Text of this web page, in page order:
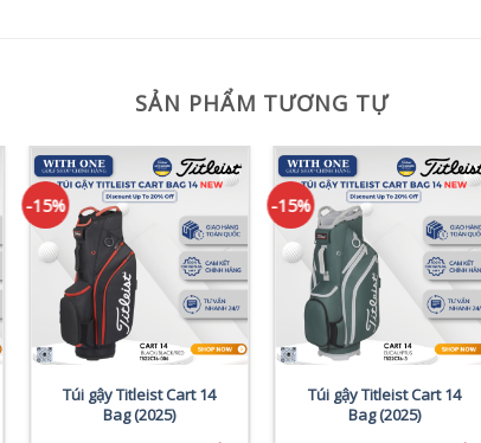
SẢN PHẨM TƯƠNG TỰ
-15%
Túi gậy Titleist Cart 14
Bag (2025)
-15%
Túi gậy Titleist Cart 14
Bag (2025)